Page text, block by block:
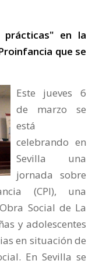
prácticas" en la
que se
Este jueves 6
de marzo se
está
celebrando en
Sevilla una
jornada sobre
(CPI), una
Social de La
y adolescentes
en situación de
En Sevilla se